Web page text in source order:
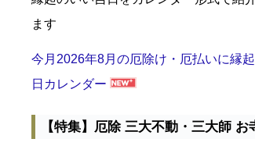
ます
今月2026年8月の厄除け・厄払いに縁
日カレンダー
【特集】厄除 三大不動・三大師 お